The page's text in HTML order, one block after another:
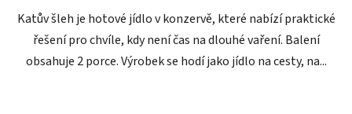
Katův šleh je hotové jídlo v konzervě, které nabízí praktické
řešení pro chvíle, kdy není čas na dlouhé vaření. Balení
obsahuje 2 porce. Výrobek se hodí jako jídlo na cesty, na...